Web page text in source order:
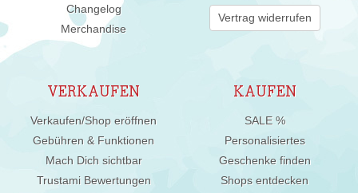
Changelog
Merchandise
Vertrag widerrufen
VERKAUFEN
Verkaufen/Shop eröffnen
Gebühren & Funktionen
Mach Dich sichtbar
Trustami Bewertungen
KAUFEN
SALE %
Personalisiertes
Geschenke finden
Shops entdecken